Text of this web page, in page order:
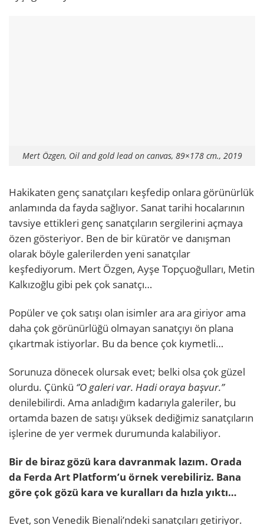
Mert Özgen, Oil and gold lead on canvas, 89×178 cm., 2019
Hakikaten genç sanatçıları keşfedip onlara görünürlük
anlamında da fayda sağlıyor. Sanat tarihi hocalarının
tavsiye ettikleri genç sanatçıların sergilerini açmaya
özen gösteriyor. Ben de bir küratör ve danışman
olarak böyle galerilerden yeni sanatçılar
keşfediyorum. Mert Özgen, Ayşe Topçuoğulları, Metin
Kalkızoğlu gibi pek çok sanatçı…
Popüler ve çok satışı olan isimler ara ara giriyor ama
daha çok görünürlüğü olmayan sanatçıyı ön plana
çıkartmak istiyorlar. Bu da bence çok kıymetli…
Sorunuza dönecek olursak evet; belki olsa çok güzel
olurdu. Çünkü ‘’O galeri var. Hadi oraya başvur.’’
denilebilirdi. Ama anladığım kadarıyla galeriler, bu
ortamda bazen de satışı yüksek dediğimiz sanatçıların
işlerine de yer vermek durumunda kalabiliyor.
Bir de biraz gözü kara davranmak lazım. Orada
da Ferda Art Platform’u örnek verebiliriz. Bana
göre çok gözü kara ve kuralları da hızla yıktı…
Evet, son Venedik Bienali’ndeki sanatçıları getiriyor.